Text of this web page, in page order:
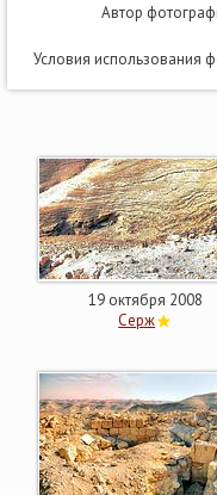
Автор
Условия использования
19 октября 2008
Серж